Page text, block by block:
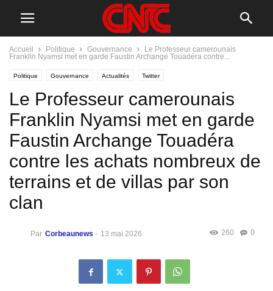
Accueil Politique Gouvernance
Le Professeur camerounais
Franklin Nyamsi met en garde Faustin Archange Touadéra contre...
Politique Gouvernance Actualités Twitter
Le Professeur camerounais
Franklin Nyamsi met en garde
Faustin Archange Touadéra
contre les achats nombreux de
terrains et de villas par son
clan
Par Corbeaunews - 13 mai 2026 0
260